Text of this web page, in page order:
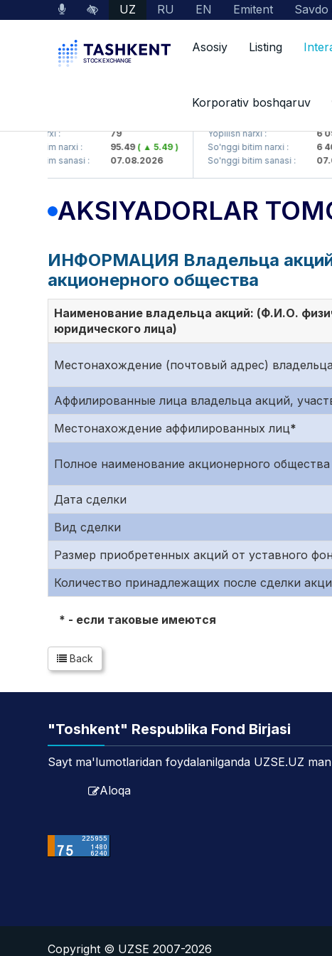
UZ RU EN Emitent Savdo
Asosiy Listing
Korporativ boshqaruv
narxi :
79
bitim narxi :
95.49( ▲ 5.49 )
bitim sanasi :
07.08.2026
Yopilish narxi :
6
So'nggi bitim narxi :
6
So'nggi bitim sanasi :
AKSIYADORLAR
ИНФОРМАЦИЯ Владельца акций
акционерного общества
Наименование владельца акций: (Ф.И.О.
юридического лица)
Местонахождение (почтовый адрес)
Аффилированные лица владельца акций,
Местонахождение аффилированных лиц*
Полное наименование акционерного общества
Дата сделки
Вид сделки
Размер приобретенных акций от уставного
Количество принадлежащих после сделки
* - если таковые имеются
Back
"Toshkent" Respublika Fond Birjasi
Sayt ma'lumotlaridan foydalanilganda UZSE.UZ
Aloqa
Copyright © UZSE 2007-2026